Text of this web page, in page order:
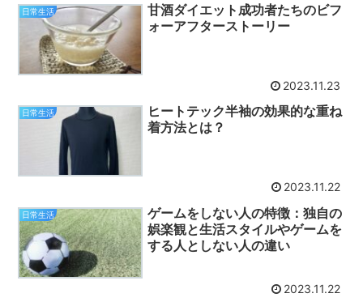
日常生活
甘酒ダイエット成功者たちのビフ
ォーアフターストーリー
2023.11.23
日常生活
ヒートテック半袖の効果的な重ね
着方法とは？
2023.11.22
日常生活
ゲームをしない人の特徴：独自の
娯楽観と生活スタイルやゲームを
する人としない人の違い
2023.11.22